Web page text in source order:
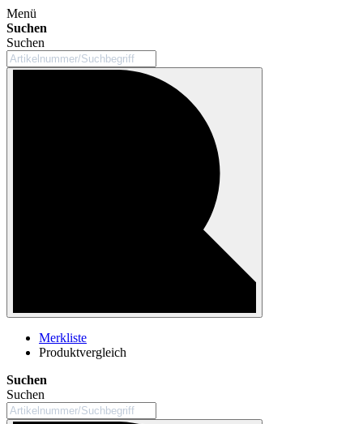
Menü
Suchen
Suchen
Merkliste
Produktvergleich
Suchen
Suchen